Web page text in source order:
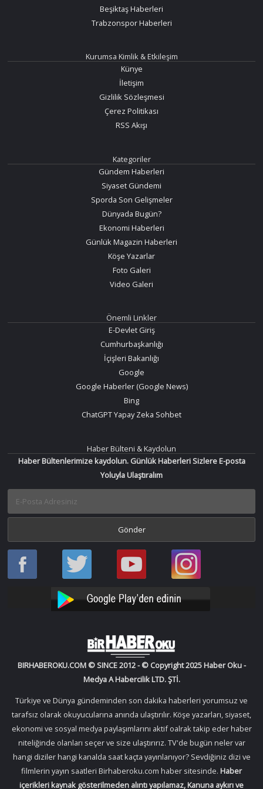
Beşiktaş Haberleri
Trabzonspor Haberleri
Kurumsa Kimlik & Etkileşim
Künye
İletişim
Gizlilik Sözleşmesi
Çerez Politikası
RSS Akışı
Kategoriler
Gündem Haberleri
Siyaset Gündemi
Sporda Son Gelişmeler
Dünyada Bugün?
Ekonomi Haberleri
Günlük Magazin Haberleri
Köşe Yazarlar
Foto Galeri
Video Galeri
Önemli Linkler
E-Devlet Giriş
Cumhurbaşkanlığı
İçişleri Bakanlığı
Google
Google Haberler (Google News)
Bing
ChatGPT Yapay Zeka Sohbet
Haber Bülteni & Kaydolun
Haber Bültenlerimize kaydolun. Günlük Haberleri Sizlere E-posta
Yoluyla Ulaştıralım
Haber
Oku
Haber
Oku
Bir
Haber
YouTube
Bir
Haber
Instagram
BIRHABEROKU.COM © SINCE 2012 - © Copyright 2025 Haber Oku -
Medya A Habercilik LTD. ŞTİ.
Türkiye ve Dünya gündeminden son dakika haberleri yorumsuz ve
tarafsız olarak okuyucularına anında ulaştırılır. Köşe yazarları, siyaset,
ekonomi ve sosyal medya paylaşımlarını aktif oalrak takip eder haber
niteliğinde olanları seçer ve size ulaştırırız. TV'de bugün neler var
hangi diziler hangi kanalda saat kaçta yayınlanıyor? Sevdiğiniz dizi ve
filmlerin yayın saatleri Birhaberoku.com haber sitesinde. Haber
içerikleri kaynak gösterilmeden alıntı yapılamaz, Kanuna aykırı ve